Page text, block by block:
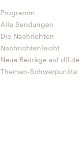
Programm
Alle Sendungen
Die Nachrichten
Nachrichtenleicht
Neue Beiträge auf dlf.de
Themen-Schwerpunkte